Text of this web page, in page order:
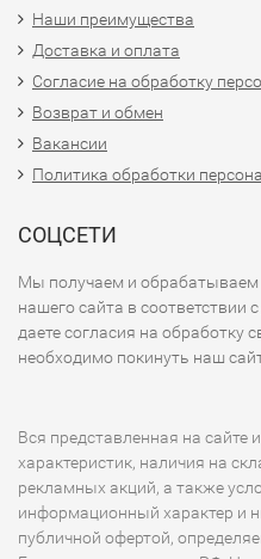
Наши преимущества
Доставка и оплата
Согласие на обработку
Возврат и обмен
Вакансии
Политика обработки
СОЦСЕТИ
Мы получаем и обрабатываем
нашего сайта в соответствии с
даете согласия на обработку
необходимо покинуть наш
Вся представленная на
характеристик, наличия на
рекламных акций, а также
информационный характер и
публичной офертой,